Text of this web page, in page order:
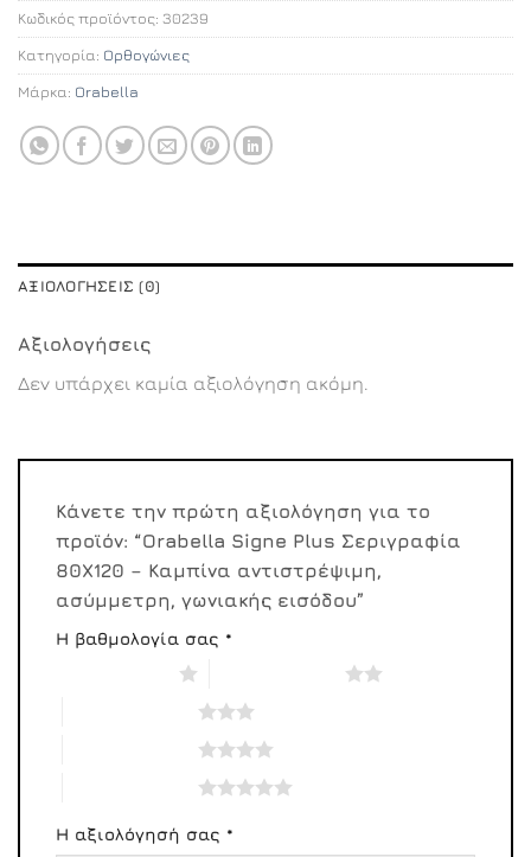
Κωδικός προϊόντος: 30239
Κατηγορία: Ορθογώνιες
Μάρκα: Orabella
ΑΞΙΟΛΟΓΉΣΕΙΣ (0)
Αξιολογήσεις
Δεν υπάρχει καμία αξιολόγηση ακόμη.
Κάνετε την πρώτη αξιολόγηση για το
προϊόν: “Orabella Signe Plus Σεριγραφία
80X120 – Καμπίνα αντιστρέψιμη,
ασύμμετρη, γωνιακής εισόδου”
Η βαθμολογία σας *
Η αξιολόγησή σας *